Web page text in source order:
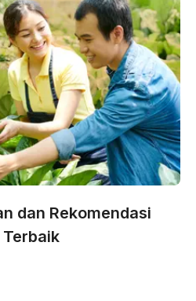
dan Rekomendasi